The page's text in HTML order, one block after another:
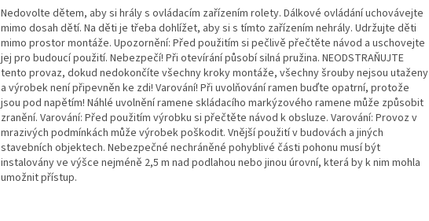
Nedovolte dětem, aby si hrály s ovládacím zařízením rolety. Dálkové ovládání uchovávejte
mimo dosah dětí. Na děti je třeba dohlížet, aby si s tímto zařízením nehrály. Udržujte děti
mimo prostor montáže. Upozornění: Před použitím si pečlivě přečtěte návod a uschovejte
jej pro budoucí použití. Nebezpečí! Při otevírání působí silná pružina. NEODSTRAŇUJTE
tento provaz, dokud nedokončíte všechny kroky montáže, všechny šrouby nejsou utaženy
a výrobek není připevněn ke zdi! Varování! Při uvolňování ramen buďte opatrní, protože
jsou pod napětím! Náhlé uvolnění ramene skládacího markýzového ramene může způsobit
zranění. Varování: Před použitím výrobku si přečtěte návod k obsluze. Varování: Provoz v
mrazivých podmínkách může výrobek poškodit. Vnější použití v budovách a jiných
stavebních objektech. Nebezpečné nechráněné pohyblivé části pohonu musí být
instalovány ve výšce nejméně 2,5 m nad podlahou nebo jinou úrovní, která by k nim mohla
umožnit přístup.